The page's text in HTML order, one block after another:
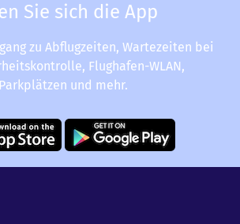
Sie sich die App
zu Abflugzeiten, Wartezeiten bei
Flughafen-WLAN,
Parkplätzen und mehr.